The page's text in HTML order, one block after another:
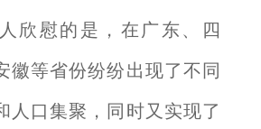
欣慰的是，在广东、四
徽等省份纷纷出现了不同
人口集聚，同时又实现了